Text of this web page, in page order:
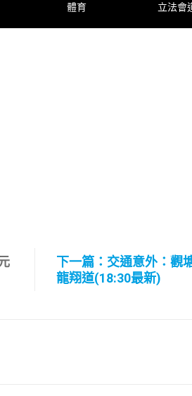
體育 立法會
下一篇：交通意外：觀
龍翔道(18:30最新)